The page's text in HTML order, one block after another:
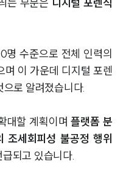
수준으로 전체 인력의
이 가운데 디지털 포렌
로 알려졌습니다.
대할 계획이며플랫폼 분
조세회피성 불공정 행위
급되고 있습니다.